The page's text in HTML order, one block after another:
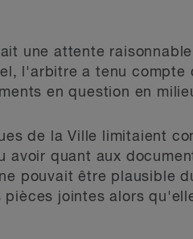
une attente
l'arbitre a tenu compte
en question en
de la Ville limitaient
avoir quant aux
pouvait être plausible
pièces jointes alors